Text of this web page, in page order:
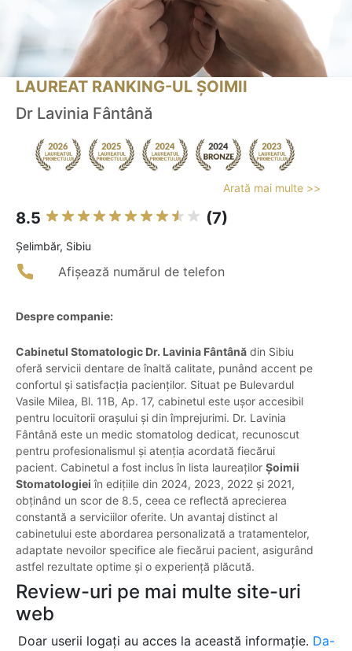
LAUREAT RANKING-UL ȘOIMII
Dr Lavinia Fântână
Arată mai multe >>
8.5 (7)
Şelimbăr, Sibiu
Afișează numărul de telefon
Despre companie:
Cabinetul Stomatologic Dr. Lavinia Fântână din Sibiu
oferă servicii dentare de înaltă calitate, punând accent pe
confortul și satisfacția pacienților. Situat pe Bulevardul
Vasile Milea, Bl. 11B, Ap. 17, cabinetul este ușor accesibil
pentru locuitorii orașului și din împrejurimi. Dr. Lavinia
Fântână este un medic stomatolog dedicat, recunoscut
pentru profesionalismul și atenția acordată fiecărui
pacient. Cabinetul a fost inclus în lista laureaților Șoimii
Stomatologiei în edițiile din 2024, 2023, 2022 și 2021,
obținând un scor de 8.5, ceea ce reflectă aprecierea
constantă a serviciilor oferite. Un avantaj distinct al
cabinetului este abordarea personalizată a tratamentelor,
adaptate nevoilor specifice ale fiecărui pacient, asigurând
astfel rezultate optime și o experiență plăcută.
Review-uri pe mai multe site-uri
web
Doar userii logați au acces la această informație. Da-